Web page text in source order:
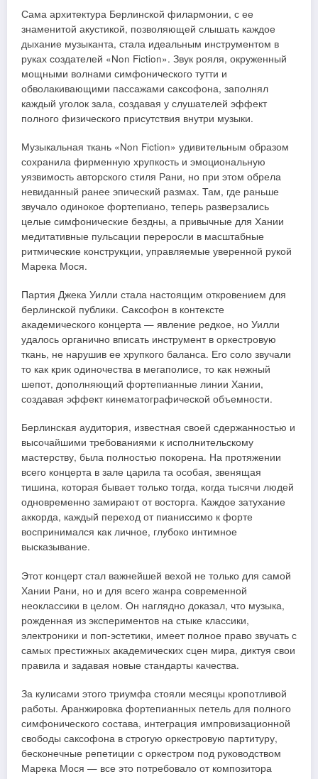
Сама архитектура Берлинской филармонии, с ее
знаменитой акустикой, позволяющей слышать каждое
дыхание музыканта, стала идеальным инструментом в
руках создателей «Non Fiction». Звук рояля, окруженный
мощными волнами симфонического тутти и
обволакивающими пассажами саксофона, заполнял
каждый уголок зала, создавая у слушателей эффект
полного физического присутствия внутри музыки.
Музыкальная ткань «Non Fiction» удивительным образом
сохранила фирменную хрупкость и эмоциональную
уязвимость авторского стиля Рани, но при этом обрела
невиданный ранее эпический размах. Там, где раньше
звучало одинокое фортепиано, теперь разверзались
целые симфонические бездны, а привычные для Хании
медитативные пульсации переросли в масштабные
ритмические конструкции, управляемые уверенной рукой
Марека Мося.
Партия Джека Уилли стала настоящим откровением для
берлинской публики. Саксофон в контексте
академического концерта — явление редкое, но Уилли
удалось органично вписать инструмент в оркестровую
ткань, не нарушив ее хрупкого баланса. Его соло звучали
то как крик одиночества в мегаполисе, то как нежный
шепот, дополняющий фортепианные линии Хании,
создавая эффект кинематографической объемности.
Берлинская аудитория, известная своей сдержанностью и
высочайшими требованиями к исполнительскому
мастерству, была полностью покорена. На протяжении
всего концерта в зале царила та особая, звенящая
тишина, которая бывает только тогда, когда тысячи людей
одновременно замирают от восторга. Каждое затухание
аккорда, каждый переход от пианиссимо к форте
воспринимался как личное, глубоко интимное
высказывание.
Этот концерт стал важнейшей вехой не только для самой
Хании Рани, но и для всего жанра современной
неоклассики в целом. Он наглядно доказал, что музыка,
рожденная из экспериментов на стыке классики,
электроники и поп-эстетики, имеет полное право звучать с
самых престижных академических сцен мира, диктуя свои
правила и задавая новые стандарты качества.
За кулисами этого триумфа стояли месяцы кропотливой
работы. Аранжировка фортепианных петель для полного
симфонического состава, интеграция импровизационной
свободы саксофона в строгую оркестровую партитуру,
бесконечные репетиции с оркестром под руководством
Марека Мося — все это потребовало от композитора